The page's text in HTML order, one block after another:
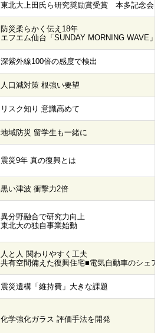
東北大上田氏ら研究奨励賞受賞 本多記念会
防災柔らかく伝え18年
エフエム仙台「SUNDAY MORNING WAVE」
深紫外線100倍の感度で検出
人口減対策 根強い要望
リスク知り 意識高めて
地域防災 留学生も一緒に
震災9年 真の復興とは
黒い津波 衝撃力2倍
異分野融合で研究力向上
東北大の独自事業始動
人と人 関わりやすく工夫
共有空間備えた復興住宅■電気自動車のシェア
震災遺構「維持費」大きな課題
化学強化ガラス 評価手法を開発